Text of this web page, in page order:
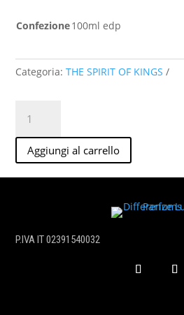
Confezione100ml edp
Categoria:THE SPIRIT OF KINGS
100ml
edp
quantità
Aggiungi al carrello
P.IVA IT 02391540032